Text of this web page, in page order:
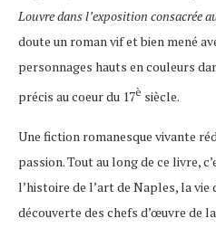
Louvre dans l’exposition consacrée
doute un roman vif et bien mené
personnages hauts en couleurs
précis au coeur du 17è siècle.
Une fiction romanesque vivante
passion. Tout au long de ce livre,
l’histoire de l’art de Naples, la
découverte des chefs d’œuvre de